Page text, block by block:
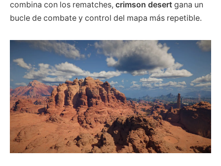
combina con los rematches, crimson desert gana un
bucle de combate y control del mapa más repetible.